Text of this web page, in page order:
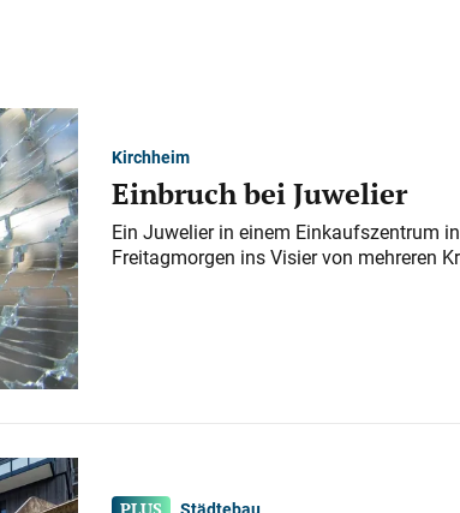
Kirchheim
Einbruch bei Juwelier
Ein Juwelier in einem Einkaufszentrum
Freitagmorgen ins Visier von mehreren
Städtebau